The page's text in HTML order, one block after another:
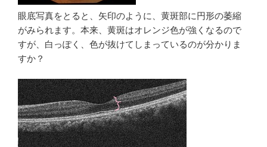
眼底写真をとると、矢印のように、黄斑部に円形の萎縮
がみられます。本来、黄斑はオレンジ色が強くなるので
すが、白っぽく、色が抜けてしまっているのが分かりま
すか？